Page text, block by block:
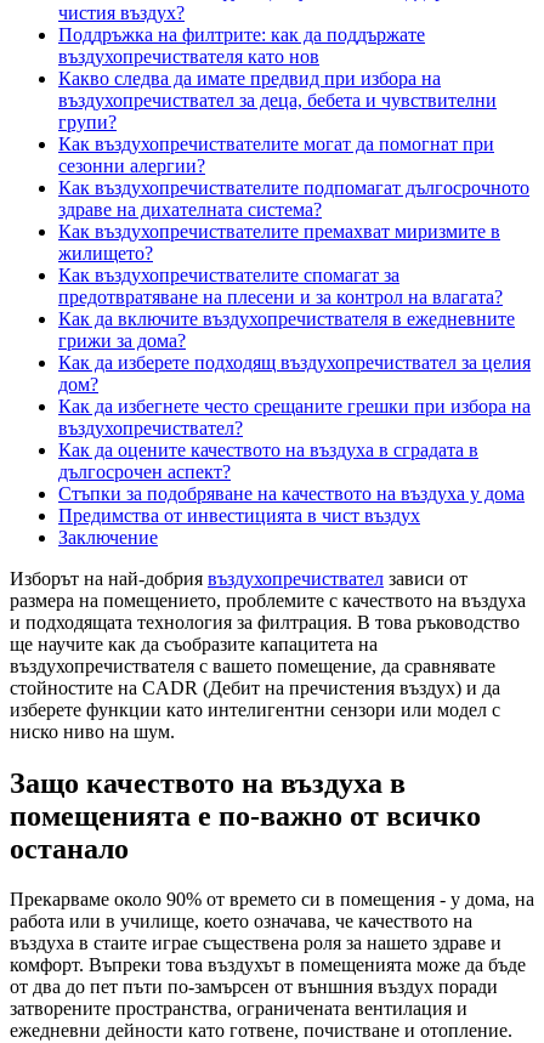
чистия въздух?
Поддръжка на филтрите: как да поддържате
въздухопречиствателя като нов
Какво следва да имате предвид при избора на
въздухопречиствател за деца, бебета и чувствителни
групи?
Как въздухопречиствателите могат да помогнат при
сезонни алергии?
Как въздухопречиствателите подпомагат дългосрочното
здраве на дихателната система?
Как въздухопречиствателите премахват миризмите в
жилището?
Как въздухопречиствателите спомагат за
предотвратяване на плесени и за контрол на влагата?
Как да включите въздухопречиствателя в ежедневните
грижи за дома?
Как да изберете подходящ въздухопречиствател за целия
дом?
Как да избегнете често срещаните грешки при избора на
въздухопречиствател?
Как да оцените качеството на въздуха в сградата в
дългосрочен аспект?
Стъпки за подобряване на качеството на въздуха у дома
Предимства от инвестицията в чист въздух
Заключение
Изборът на най-добрия въздухопречиствател зависи от
размера на помещението, проблемите с качеството на въздуха
и подходящата технология за филтрация. В това ръководство
ще научите как да съобразите капацитета на
въздухопречиствателя с вашето помещение, да сравнявате
стойностите на CADR (Дебит на пречистения въздух) и да
изберете функции като интелигентни сензори или модел с
ниско ниво на шум.
Защо качеството на въздуха в
помещенията е по-важно от всичко
останало
Прекарваме около 90% от времето си в помещения - у дома, на
работа или в училище, което означава, че качеството на
въздуха в стаите играе съществена роля за нашето здраве и
комфорт. Въпреки това въздухът в помещенията може да бъде
от два до пет пъти по-замърсен от външния въздух поради
затворените пространства, ограничената вентилация и
ежедневни дейности като готвене, почистване и отопление.